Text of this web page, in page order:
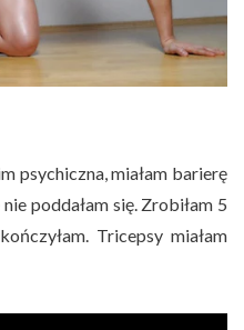
psychiczna, miałam barierę
poddałam się. Zrobiłam 5
Tricepsy miałam